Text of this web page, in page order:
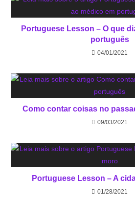
Portuguese Lesson – O que
português
04/01/2021
Como contar coisas no
09/03/2021
Portuguese Lesson – A
01/28/2021